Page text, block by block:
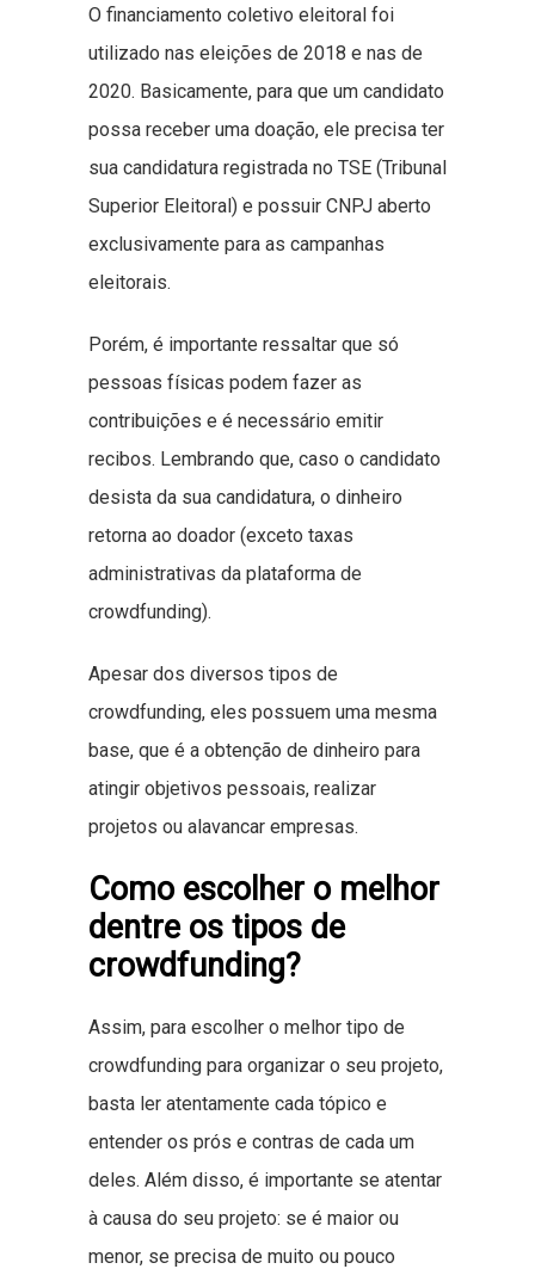
O financiamento coletivo eleitoral foi
utilizado nas eleições de 2018 e nas de
2020. Basicamente, para que um candidato
possa receber uma doação, ele precisa ter
sua candidatura registrada no TSE (Tribunal
Superior Eleitoral) e possuir CNPJ aberto
exclusivamente para as campanhas
eleitorais.
Porém, é importante ressaltar que só
pessoas físicas podem fazer as
contribuições e é necessário emitir
recibos. Lembrando que, caso o candidato
desista da sua candidatura, o dinheiro
retorna ao doador (exceto taxas
administrativas da plataforma de
crowdfunding).
Apesar dos diversos tipos de
crowdfunding, eles possuem uma mesma
base, que é a obtenção de dinheiro para
atingir objetivos pessoais, realizar
projetos ou alavancar empresas.
Como escolher o melhor
dentre os tipos de
crowdfunding?
Assim, para escolher o melhor tipo de
crowdfunding para organizar o seu projeto,
basta ler atentamente cada tópico e
entender os prós e contras de cada um
deles. Além disso, é importante se atentar
à causa do seu projeto: se é maior ou
menor, se precisa de muito ou pouco